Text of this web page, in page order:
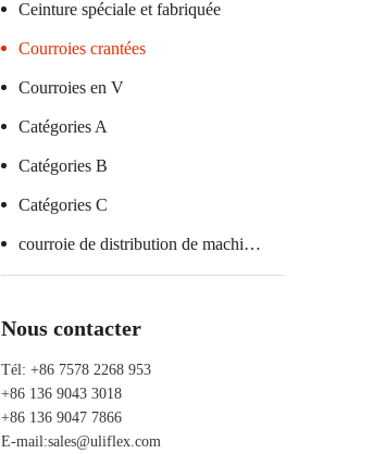
Ceinture spéciale et fabriquée
Courroies crantées
Courroies en V
Catégories A
Catégories B
Catégories C
courroie de distribution de machine d'emballage
Nous contacter
Tél: +86 7578 2268 953
+86 136 9043 3018
+86 136 9047 7866
E-mail:sales@uliflex.com